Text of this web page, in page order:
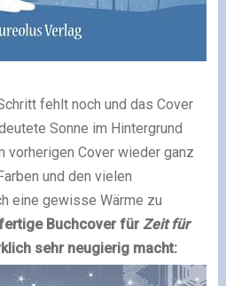
fehlt noch und das Cover
Sonne im Hintergrund
vorherigen Cover wieder ganz
und den vielen
eine gewisse Wärme zu
Buchcover für Zeit für
sehr neugierig macht: